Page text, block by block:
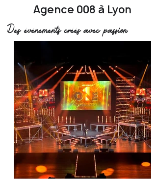
Agence 008 à Lyon
Des événements créés avec passion